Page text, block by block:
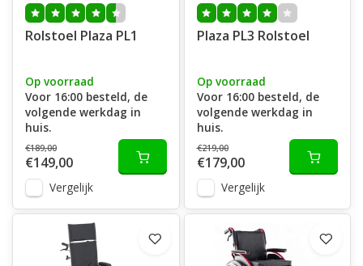
Rolstoel Plaza PL1
Op voorraad
Voor 16:00 besteld, de
volgende werkdag in
huis.
€189,00
€149,00
Vergelijk
Plaza PL3 Rolstoel
Op voorraad
Voor 16:00 besteld, de
volgende werkdag in
huis.
€219,00
€179,00
Vergelijk